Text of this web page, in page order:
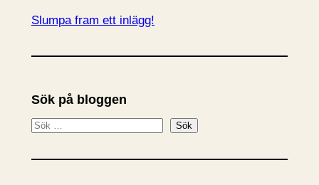
Slumpa fram ett inlägg!
Sök på bloggen
S
k
Sök